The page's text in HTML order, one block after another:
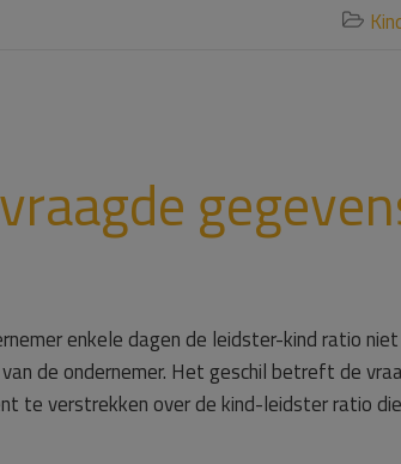

enkele dagen de leidster-kind ratio niet
de ondernemer. Het geschil betreft de
te verstrekken over de kind-leidster ratio